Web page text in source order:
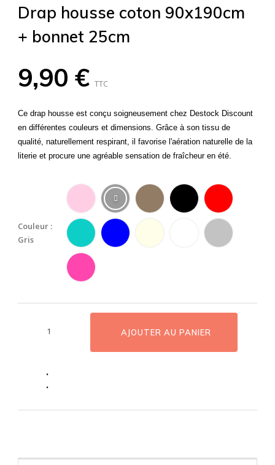
Drap housse coton 90x190cm
+ bonnet 25cm
9,90 € TTC
Ce drap housse est conçu soigneusement chez Destock Discount
en différentes couleurs et dimensions. Grâce à son tissu de
qualité, naturellement respirant, il favorise l'aération naturelle de la
literie et procure une agréable sensation de fraîcheur en été.
Couleur :
Gris
AJOUTER AU PANIER